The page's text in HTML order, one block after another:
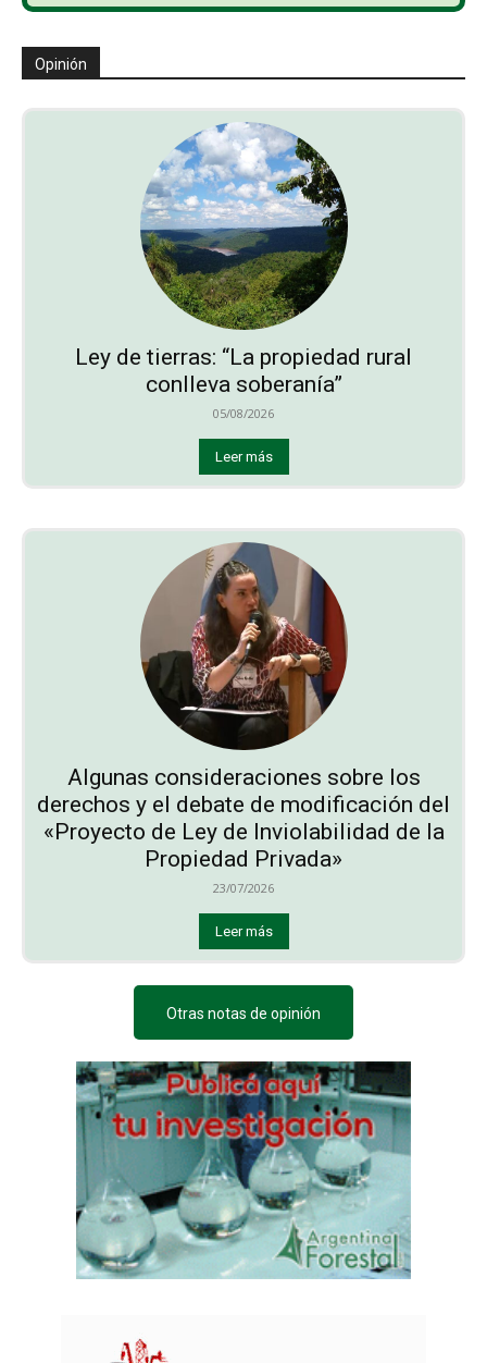
Opinión
Ley de tierras: “La propiedad rural
conlleva soberanía”
05/08/2026
Leer más
Algunas consideraciones sobre los
derechos y el debate de modificación del
«Proyecto de Ley de Inviolabilidad de la
Propiedad Privada»
23/07/2026
Leer más
Otras notas de opinión